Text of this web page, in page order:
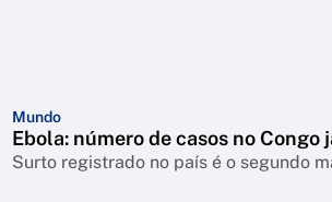
Mundo
Ebola: número de casos no Congo
Surto registrado no país é o segundo